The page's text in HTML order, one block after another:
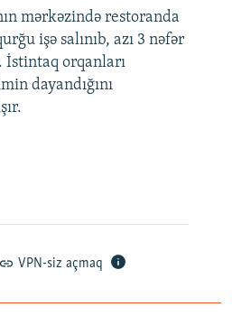
mərkəzində restoranda
işə salınıb, azı 3 nəfər
İstintaq orqanları
dayandığını
VPN-siz açmaq